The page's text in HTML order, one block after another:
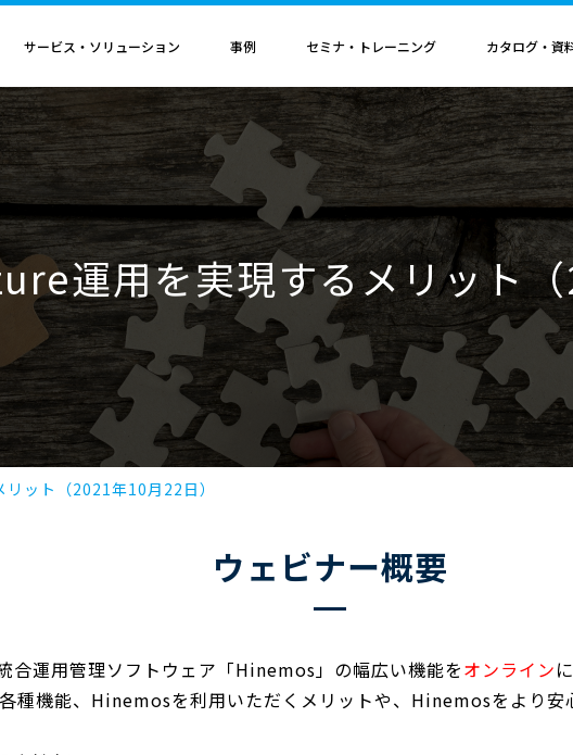
実績
利用実績
歩み
導入構成・動作環境
導入構成
動作環境
サポートサイクル
ミッションクリティカルオプション
セキュリティ ネットワーク診断オプション
セキュリティ アプリケーション診断オプション
サービス・ソリューション
支援サービス
フェッショナル QAサービス
ップ支援サービス
トサービス
マイズサービス
行サービス
シデントダッシュボード テーブルカスタマイズサービス
セージフィルタ 導入支援サービス
異常検知支援サービス
ソリューション
SAP連携ソリューション
SAP HANA運用管理ソリューション
事例
業 電気機器
業 サービス業
支援業 官公庁・自治体
ンタビュー資料（PDF）
セミナ・トレーニング
グ・技術者認定
レーニング
プログラム
カレンダ
Hinemosイベントカレンダ
カタログ・資
術情報
公開記事・書籍
記事
Hinemos記事
IT運用管理コラム
扱企業一覧
運用を実現するメリット
ット（2021年10月22日）
ウェビナー概要
合運用管理ソフトウェア「Hinemos」の幅広い機能をオンライン
種機能、Hinemosを利用いただくメリットや、Hinemosをより